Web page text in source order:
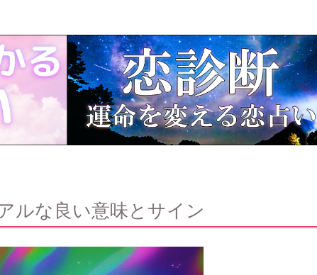
ルな良い意味とサイン